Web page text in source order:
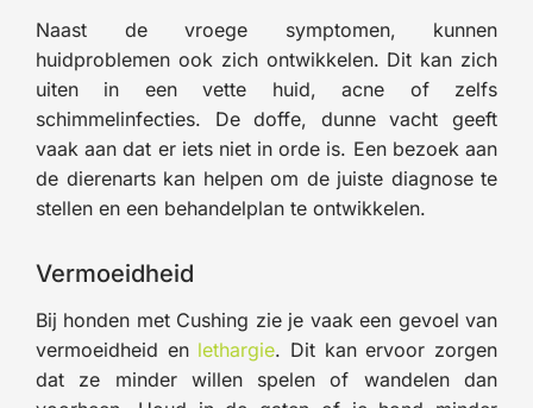
Naast de vroege symptomen, kunnen
huidproblemen ook zich ontwikkelen. Dit kan zich
uiten in een vette huid, acne of zelfs
schimmelinfecties. De doffe, dunne vacht geeft
vaak aan dat er iets niet in orde is. Een bezoek aan
de dierenarts kan helpen om de juiste diagnose te
stellen en een behandelplan te ontwikkelen.
Vermoeidheid
Bij honden met Cushing zie je vaak een gevoel van
vermoeidheid en lethargie. Dit kan ervoor zorgen
dat ze minder willen spelen of wandelen dan